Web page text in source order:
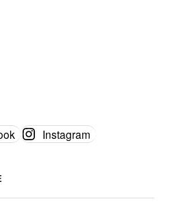
Instagram